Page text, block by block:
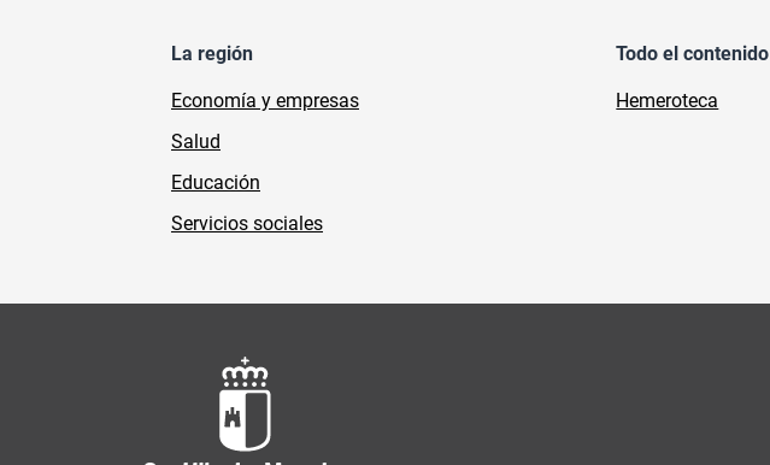
La región
Economía y empresas
Salud
Educación
Servicios sociales
Todo el contenido
Hemeroteca